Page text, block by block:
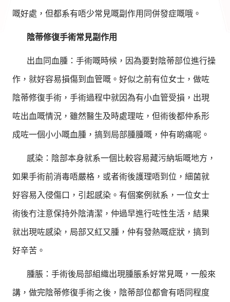
嘅好處，但都系有唔少常見嘅副作用同併發症嘅哦。
陰蒂修復手術常見副作用
出血同血腫：手術嘅時候，因為要對陰蒂部位進行操
作，就好容易損傷到血管嘅。好似之前有位女士，做咗
陰蒂修復手術，手術過程中就因為有小血管受損，出現
咗出血嘅情況，雖然醫生及時處理咗，但術後都仲系形
成咗一個小小嘅血腫，搞到局部腫腫嘅，仲有啲痛呢。
感染：陰部本身就系一個比較容易藏污納垢嘅地方，
如果手術前消毒唔嚴格，或者術後護理唔到位，細菌就
好容易入侵傷口，引起感染。有個案例就系，一位女士
術後冇注意保持外陰清潔，仲過早進行咗性生活，結果
就出現咗感染，局部又紅又腫，仲有發熱嘅症狀，搞到
好辛苦。
腫脹：手術後局部組織出現腫脹系好常見嘅，一般來
講，做完陰蒂修復手術之後，陰蒂部位都會有唔同程度